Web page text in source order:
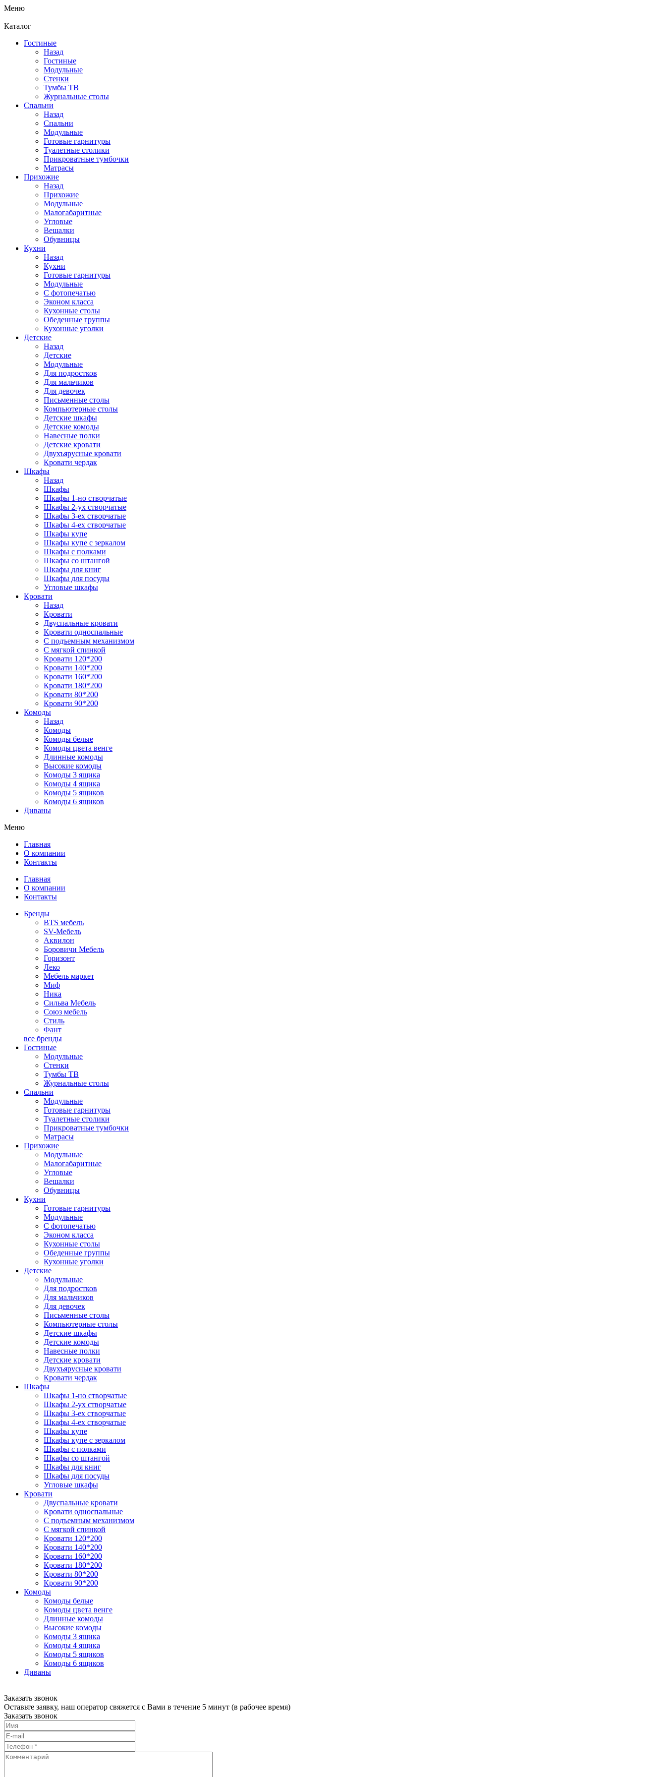
Меню
Каталог
Гостиные
Назад
Гостиные
Модульные
Стенки
Тумбы ТВ
Журнальные столы
Спальни
Назад
Спальни
Модульные
Готовые гарнитуры
Туалетные столики
Прикроватные тумбочки
Матрасы
Прихожие
Назад
Прихожие
Модульные
Малогабаритные
Угловые
Вешалки
Обувницы
Кухни
Назад
Кухни
Готовые гарнитуры
Модульные
С фотопечатью
Эконом класса
Кухонные столы
Обеденные группы
Кухонные уголки
Детские
Назад
Детские
Модульные
Для подростков
Для мальчиков
Для девочек
Письменные столы
Компьютерные столы
Детские шкафы
Детские комоды
Навесные полки
Детские кровати
Двухъярусные кровати
Кровати чердак
Шкафы
Назад
Шкафы
Шкафы 1-но створчатые
Шкафы 2-ух створчатые
Шкафы 3-ех створчатые
Шкафы 4-ех створчатые
Шкафы купе
Шкафы купе с зеркалом
Шкафы с полками
Шкафы со штангой
Шкафы для книг
Шкафы для посуды
Угловые шкафы
Кровати
Назад
Кровати
Двуспальные кровати
Кровати односпальные
С подъемным механизмом
С мягкой спинкой
Кровати 120*200
Кровати 140*200
Кровати 160*200
Кровати 180*200
Кровати 80*200
Кровати 90*200
Комоды
Назад
Комоды
Комоды белые
Комоды цвета венге
Длинные комоды
Высокие комоды
Комоды 3 ящика
Комоды 4 ящика
Комоды 5 ящиков
Комоды 6 ящиков
Диваны
Меню
Главная
О компании
Контакты
Главная
О компании
Контакты
Бренды
BTS мебель
SV-Мебель
Аквилон
Боровичи Мебель
Горизонт
Леко
Мебель маркет
Миф
Ника
Сильва Мебель
Союз мебель
Стиль
Фант
все бренды
Гостиные
Модульные
Стенки
Тумбы ТВ
Журнальные столы
Спальни
Модульные
Готовые гарнитуры
Туалетные столики
Прикроватные тумбочки
Матрасы
Прихожие
Модульные
Малогабаритные
Угловые
Вешалки
Обувницы
Кухни
Готовые гарнитуры
Модульные
С фотопечатью
Эконом класса
Кухонные столы
Обеденные группы
Кухонные уголки
Детские
Модульные
Для подростков
Для мальчиков
Для девочек
Письменные столы
Компьютерные столы
Детские шкафы
Детские комоды
Навесные полки
Детские кровати
Двухъярусные кровати
Кровати чердак
Шкафы
Шкафы 1-но створчатые
Шкафы 2-ух створчатые
Шкафы 3-ех створчатые
Шкафы 4-ех створчатые
Шкафы купе
Шкафы купе с зеркалом
Шкафы с полками
Шкафы со штангой
Шкафы для книг
Шкафы для посуды
Угловые шкафы
Кровати
Двуспальные кровати
Кровати односпальные
С подъемным механизмом
С мягкой спинкой
Кровати 120*200
Кровати 140*200
Кровати 160*200
Кровати 180*200
Кровати 80*200
Кровати 90*200
Комоды
Комоды белые
Комоды цвета венге
Длинные комоды
Высокие комоды
Комоды 3 ящика
Комоды 4 ящика
Комоды 5 ящиков
Комоды 6 ящиков
Диваны
Заказать звонок
Оставьте заявку, наш оператор свяжется с Вами в течение 5 минут (в рабочее время)
Заказать звонок